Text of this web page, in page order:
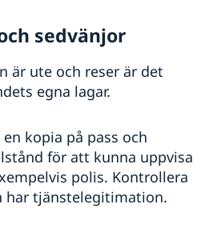
sedvänjor
är ute och reser är det
egna lagar.
kopia på pass och
för att kunna uppvisa
polis. Kontrollera
har tjänstelegitimation.